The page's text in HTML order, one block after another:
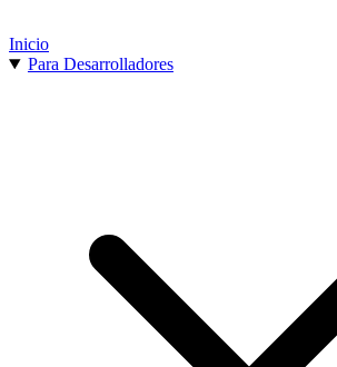
Inicio
Para Desarrolladores